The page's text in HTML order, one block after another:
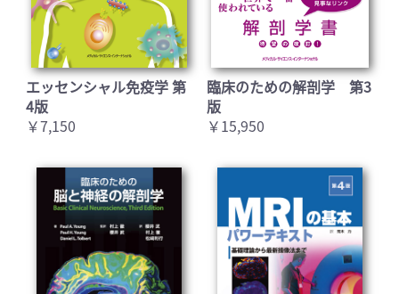
エッセンシャル免疫学 第
4版
￥7,150
臨床のための解剖学 第3
版
￥15,950